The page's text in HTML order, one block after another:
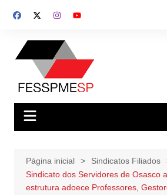
para
conteúdo
Página inicial
Sindicatos Filiados
Sindicato dos Servidores de Osasco
estrutura adoece Professores,